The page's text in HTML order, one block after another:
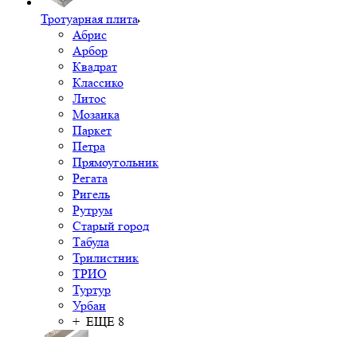
Тротуарная плита
Абрис
Арбор
Квадрат
Классико
Литос
Мозаика
Паркет
Петра
Прямоугольник
Регата
Ригель
Рутрум
Старый город
Табула
Трилистник
ТРИО
Туртур
Урбан
+ ЕЩЕ 8